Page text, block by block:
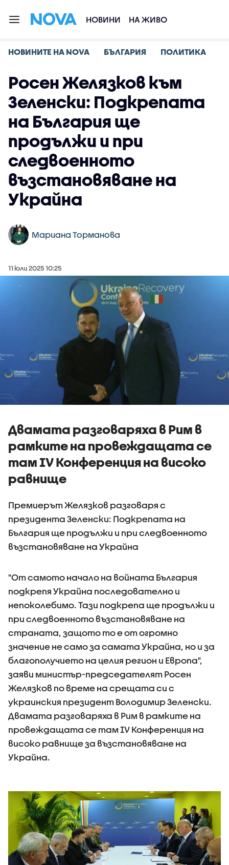
НОВИНИ НА ЖИВО
НОВИНИТЕ НА NOVA БЪЛГАРИЯ ПОЛИТИКА
Росен Желязков към
Зеленски: Подкрепата
на България ще
продължи и при
следвоенното
възстановяване на
Украйна
Мариана Торманова
11 юли 2025 10:25
Двамата разговаряха в Рим в
рамките на провеждащата се
там IV Конференция на високо
равнище
Премиерът Желязков разговаря с
президента Зеленски: Подкрепата на
България ще продължи и при следвоенното
възстановяване на Украйна
"От самото начало на войната България
подкрепя Украйна последователно и
непоколебимо. Тази подкрепа ще продължи и
при следвоенното възстановяване на
страната, защото то е от огромно
значение не само за самата Украйна, но и за
благополучието на целия регион и Европа",
заяви министър-председателят Росен
Желязков по време на срещата си с
украинския президент Володимир Зеленски.
Двамата разговаряха в Рим в рамките на
провеждащата се там IV Конференция на
високо равнище за възстановяване на
Украйна.